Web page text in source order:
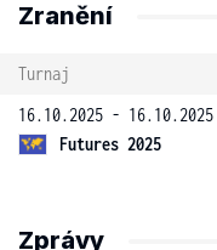
Zranění
Turnaj
16.10.2025 - 16.10.2025
Futures 2025
Zprávy